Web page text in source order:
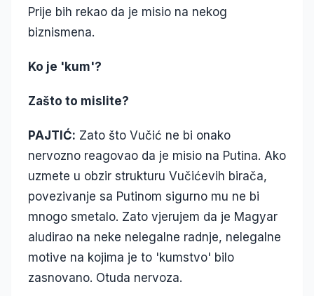
Prije bih rekao da je misio na nekog
biznismena.
Ko je 'kum'?
Zašto to mislite?
PAJTIĆ: Zato što Vučić ne bi onako
nervozno reagovao da je misio na Putina. Ako
uzmete u obzir strukturu Vučićevih birača,
povezivanje sa Putinom sigurno mu ne bi
mnogo smetalo. Zato vjerujem da je Magyar
aludirao na neke nelegalne radnje, nelegalne
motive na kojima je to 'kumstvo' bilo
zasnovano. Otuda nervoza.